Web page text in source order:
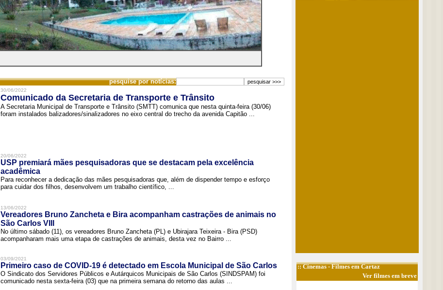
pesquise por notícias:
30/06/2022
Comunicado da Secretaria de Transporte e Trânsito
A Secretaria Municipal de Transporte e Trânsito (SMTT) comunica que nesta quinta-feira (30/06)
foram instalados balizadores/sinalizadores no eixo central do trecho da avenida Capitão ...
20/06/2022
USP premiará mães pesquisadoras que se destacam pela excelência
acadêmica
Para reconhecer a dedicação das mães pesquisadoras que, além de dispender tempo e esforço
para cuidar dos filhos, desenvolvem um trabalho científico, ...
13/06/2022
Vereadores Bruno Zancheta e Bira acompanham castrações de animais no
São Carlos VIII
No último sábado (11), os vereadores Bruno Zancheta (PL) e Ubirajara Teixeira - Bira (PSD)
acompanharam mais uma etapa de castrações de animais, desta vez no Bairro ...
03/09/2021
Primeiro caso de COVID-19 é detectado em Escola Municipal de São Carlos
O Sindicato dos Servidores Públicos e Autárquicos Municipais de São Carlos (SINDSPAM) foi
comunicado nesta sexta-feira (03) que na primeira semana do retorno das aulas ...
::Cinemas- Filmes em Cartaz
Ver filmes em breve